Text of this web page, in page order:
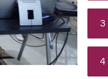
3
4